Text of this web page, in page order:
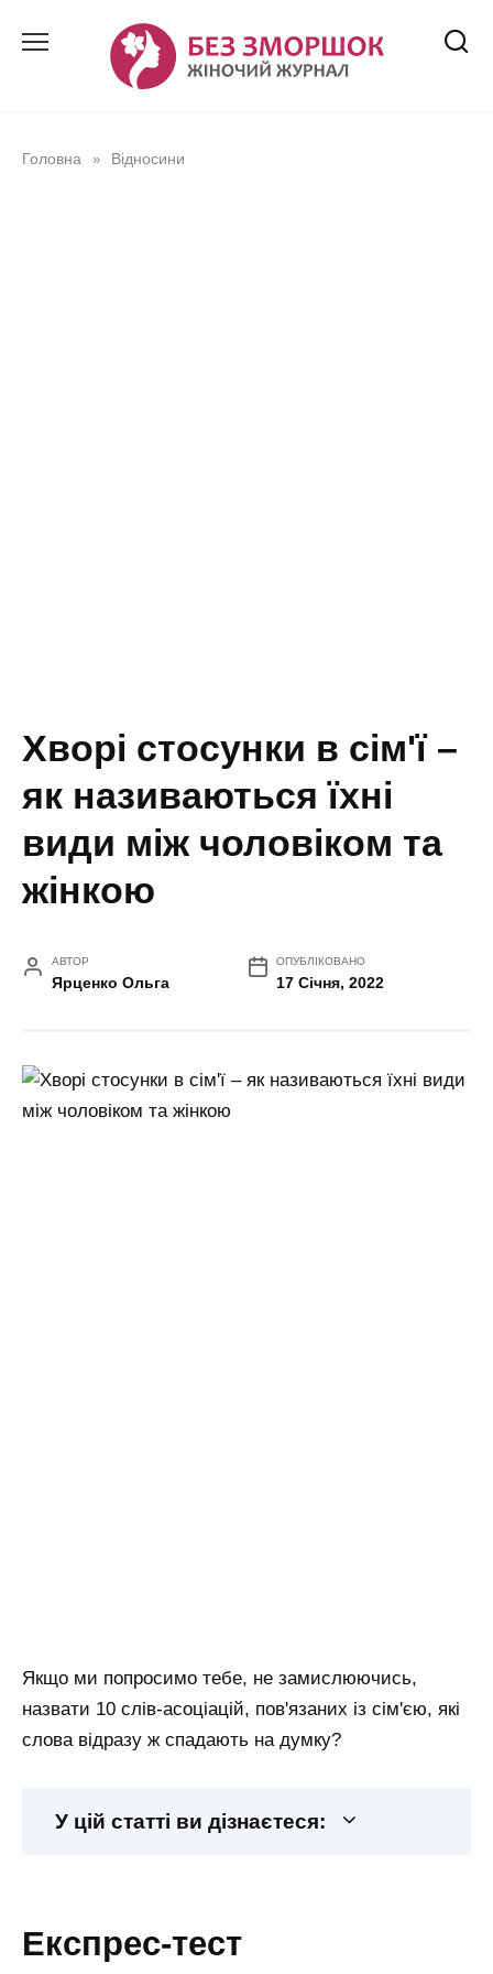
Головна » Відносини
Хворі стосунки в сім'ї –
як називаються їхні
види між чоловіком та
жінкою
АВТОР
Ярценко Ольга
ОПУБЛІКОВАНО
17 Січня, 2022
Якщо ми попросимо тебе, не замислюючись,
назвати 10 слів-асоціацій, пов'язаних із сім'єю, які
слова відразу ж спадають на думку?
У цій статті ви дізнаєтеся:
експрес-тест